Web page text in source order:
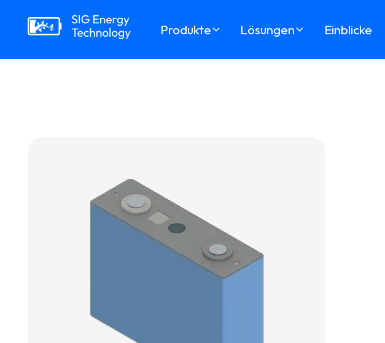
Produkte Lösungen Einblicke